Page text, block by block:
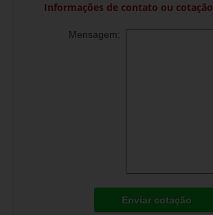
Informações de contato ou cotação
Mensagem:
Enviar cotação